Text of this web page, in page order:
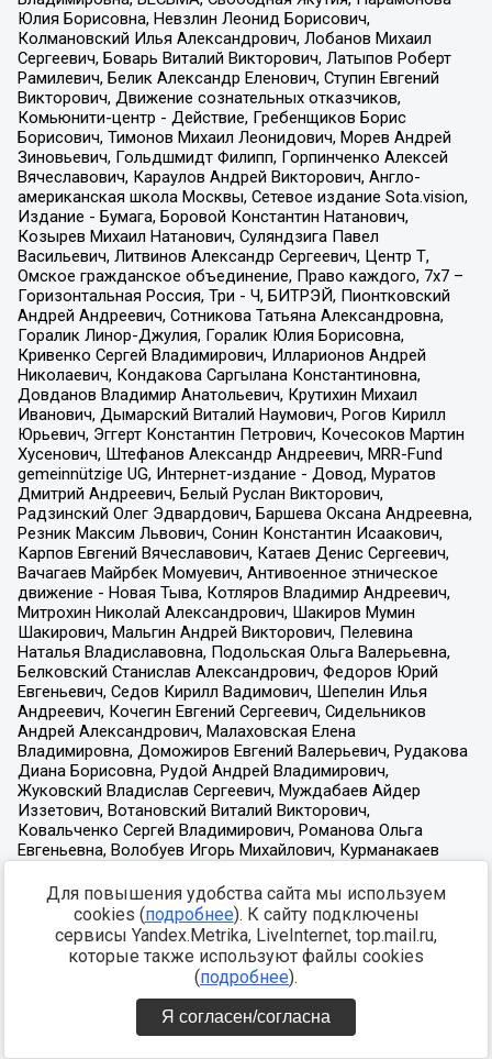
Для повышения удобства сайта мы используем
cookies (подробнее). К сайту подключены
сервисы Yandex.Metrika, LiveInternet, top.mail.ru,
которые также используют файлы cookies
(подробнее).
Я согласен/согласна